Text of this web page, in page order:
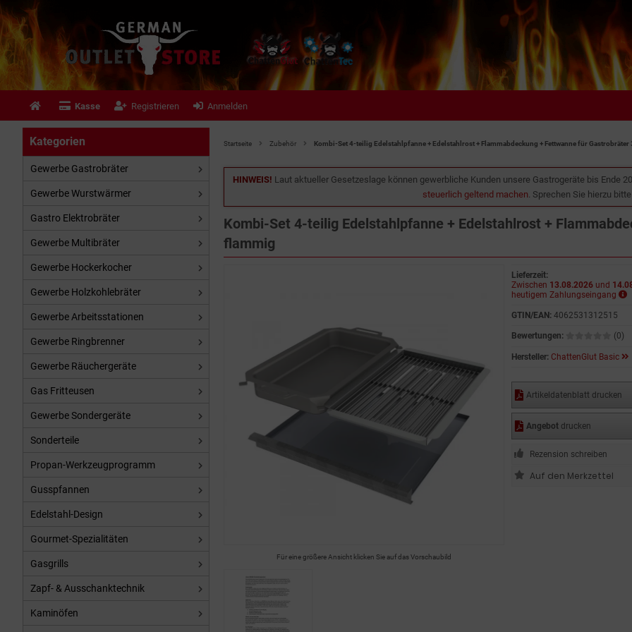
Kasse Registrieren Anmelden
Startseite Zubehör Kombi-Set 4-teilig Edelstahlpfanne + Edelstahlrost + Flammabdeckung + Fettwanne für
HINWEIS! Laut aktueller Gesetzeslage können gewerbliche Kunden unsere Gastrogeräte bis Ende
steuerlich geltend machen. Sprechen Sie hierzu
Kombi-Set 4-teilig Edelstahlpfanne + Edelstahlrost +
flammig
Für eine größere Ansicht klicken Sie auf das Vorschaubild
Lieferzeit:
Zwischen 13.08.2026und
heutigem Zahlungseingang
GTIN/EAN: 4062531312515
Bewertungen: (0)
Hersteller: ChattenGlut Basic
Artikeldatenblatt drucken
Angebotdrucken
Rezension schreiben
Kategorien
Gewerbe Gastrobräter
Gewerbe Wurstwärmer
Gastro Elektrobräter
Gewerbe Multibräter
Gewerbe Hockerkocher
Gewerbe Holzkohlebräter
Gewerbe Arbeitsstationen
Gewerbe Ringbrenner
Gewerbe Räuchergeräte
Gas Fritteusen
Gewerbe Sondergeräte
Sonderteile
Propan-Werkzeugprogramm
Gusspfannen
Edelstahl-Design
Gourmet-Spezialitäten
Gasgrills
Zapf- & Ausschanktechnik
Kaminöfen